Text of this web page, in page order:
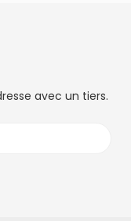
avec un tiers.